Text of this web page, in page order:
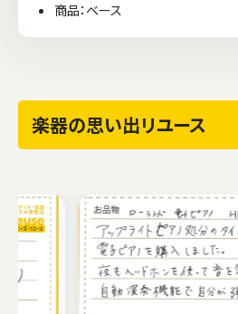
商品：ベース
楽器の思い出リユース